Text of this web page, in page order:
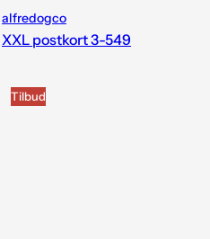
alfredogco
XXL postkort 3-549
Tilbud